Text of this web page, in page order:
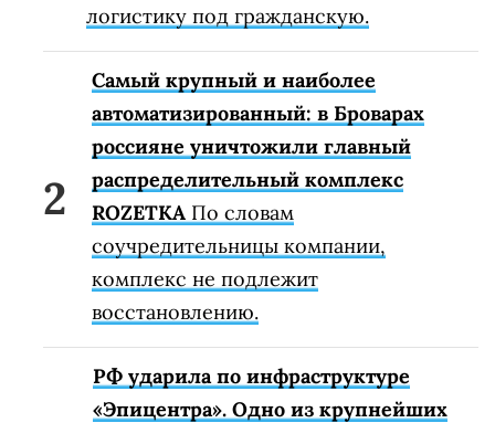
логистику под гражданскую.
Самый крупный и наиболее
автоматизированный: в Броварах
россияне уничтожили главный
распределительный комплекс
ROZETKA По словам
соучредительницы компании,
комплекс не подлежит
восстановлению.
РФ ударила по инфраструктуре
«Эпицентра». Одно из крупнейших